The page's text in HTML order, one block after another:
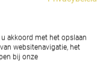
u akkoord met het opslaan
websitenavigatie, het
bij onze